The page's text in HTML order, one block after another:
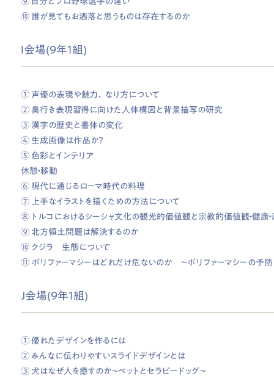
⑩ 誰が見てもお洒落と思うものは存在するのか
I会場(9年1組)
① 声優の表現や魅力、なり方について
② 奥行き表現習得に向けた人体構図と背景描写の研究
③ 漢字の歴史と書体の変化
④ 生成画像は作品か？
⑤ 色彩とインテリア
休憩・移動
⑥ 現代に通じるローマ時代の料理
⑦ 上手なイラストを描くための方法について
⑧ トルコにおけるシーシャ文化の観光的価値観と宗教的価値観・健康
⑨ 北方領土問題は解決するのか
⑩ クジラ 生態について
⑪ ポリファーマシーはどれだけ危ないのか 〜ポリファーマシーの予
J会場(9年1組)
① 優れたデザインを作るには
② みんなに伝わりやすいスライドデザインとは
③ 犬はなぜ人を癒すのか〜ペットとセラピードッグ〜